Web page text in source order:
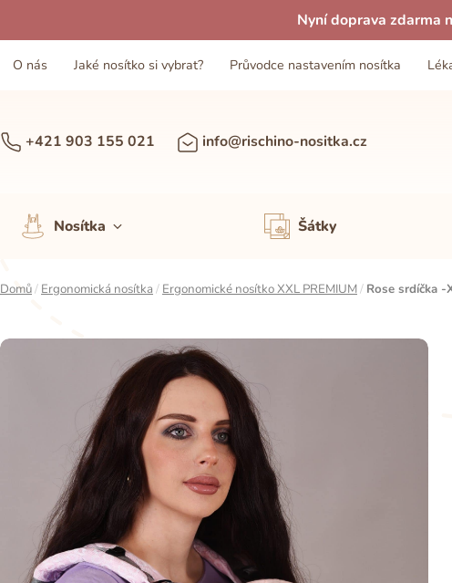
Nyní doprava zdarma
O nás Jaké nosítko si vybrat? Průvodce nastavením nosítka
+421 903 155 021 info@rischino-nositka.cz
Nosítka Šátky
Domů/ Ergonomická nosítka / Ergonomické nosítko XXL PREMIUM/ Rose srdíčka -